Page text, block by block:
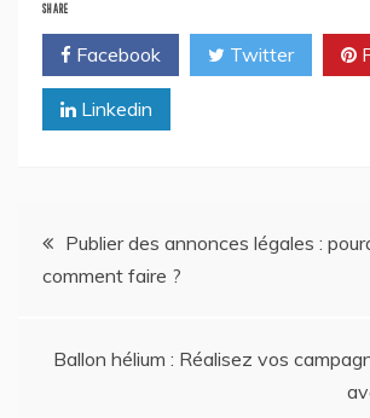
SHARE
Facebook Twitter
Linkedin
Navigation
l’article
Publier des annonces légales :
comment faire ?
Ballon hélium : Réalisez vos